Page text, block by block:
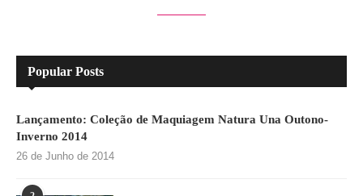
Popular Posts
Lançamento: Coleção de Maquiagem Natura Una Outono-
Inverno 2014
26 de Junho de 2014